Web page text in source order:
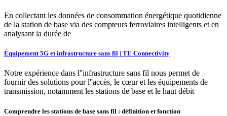
En collectant les données de consommation énergétique quotidienne
de la station de base via des compteurs ferroviaires intelligents et en
analysant la durée de
Équipement 5G et infrastructure sans fil | TE Connectivity
Notre expérience dans l''infrastructure sans fil nous permet de
fournir des solutions pour l''accès, le cœur et les équipements de
transmission, notamment les stations de base et le haut débit
Comprendre les stations de base sans fil : définition et fonction